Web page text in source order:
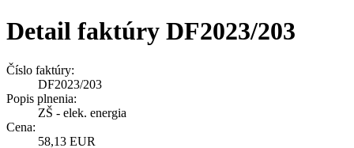
Detail faktúry DF2023/203
Číslo faktúry:
DF2023/203
Popis plnenia:
ZŠ - elek. energia
Cena:
58,13 EUR